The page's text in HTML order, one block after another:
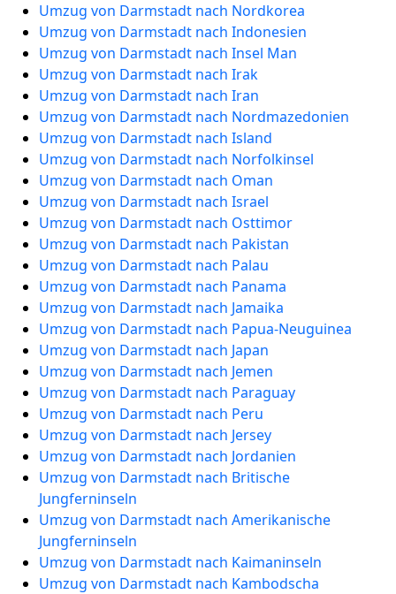
Umzug von Darmstadt nach Nordkorea
Umzug von Darmstadt nach Indonesien
Umzug von Darmstadt nach Insel Man
Umzug von Darmstadt nach Irak
Umzug von Darmstadt nach Iran
Umzug von Darmstadt nach Nordmazedonien
Umzug von Darmstadt nach Island
Umzug von Darmstadt nach Norfolkinsel
Umzug von Darmstadt nach Oman
Umzug von Darmstadt nach Israel
Umzug von Darmstadt nach Osttimor
Umzug von Darmstadt nach Pakistan
Umzug von Darmstadt nach Palau
Umzug von Darmstadt nach Panama
Umzug von Darmstadt nach Jamaika
Umzug von Darmstadt nach Papua-Neuguinea
Umzug von Darmstadt nach Japan
Umzug von Darmstadt nach Jemen
Umzug von Darmstadt nach Paraguay
Umzug von Darmstadt nach Peru
Umzug von Darmstadt nach Jersey
Umzug von Darmstadt nach Jordanien
Umzug von Darmstadt nach Britische
Jungferninseln
Umzug von Darmstadt nach Amerikanische
Jungferninseln
Umzug von Darmstadt nach Kaimaninseln
Umzug von Darmstadt nach Kambodscha